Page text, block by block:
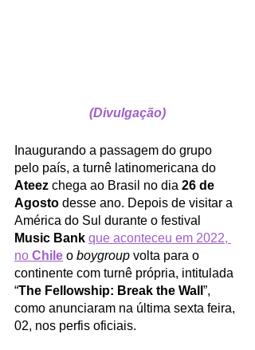
(Divulgação)
Inaugurando a passagem do grupo
pelo país, a turnê latinomericana do
Ateez chega ao Brasil no dia 26 de
Agosto desse ano. Depois de visitar a
América do Sul durante o festival
Music Bank que aconteceu em 2022,
no Chile o boygroup volta para o
continente com turnê própria, intitulada
“The Fellowship: Break the Wall ”,
como anunciaram na última sexta feira,
02, nos perfis oficiais.